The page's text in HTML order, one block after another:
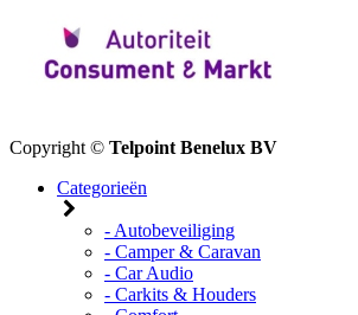
Copyright © Telpoint Benelux BV
Categorieën
- Autobeveiliging
- Camper & Caravan
- Car Audio
- Carkits & Houders